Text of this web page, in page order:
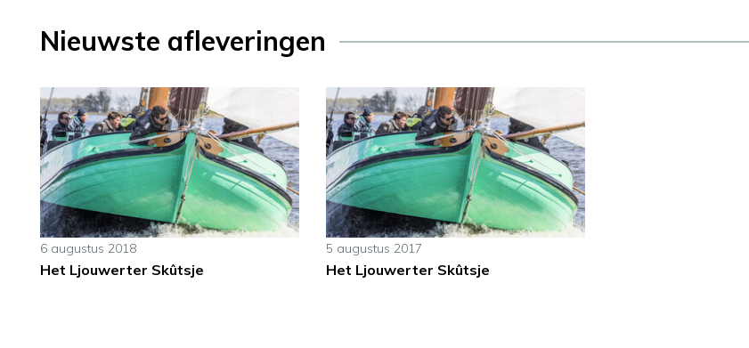
Nieuwste afleveringen
6 augustus 2018
Het Ljouwerter Skûtsje
5 augustus 2017
Het Ljouwerter Skûtsje